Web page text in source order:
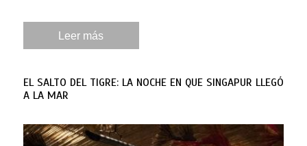
Leer más
EL SALTO DEL TIGRE: LA NOCHE EN QUE SINGAPUR LLEGÓ
A LA MAR